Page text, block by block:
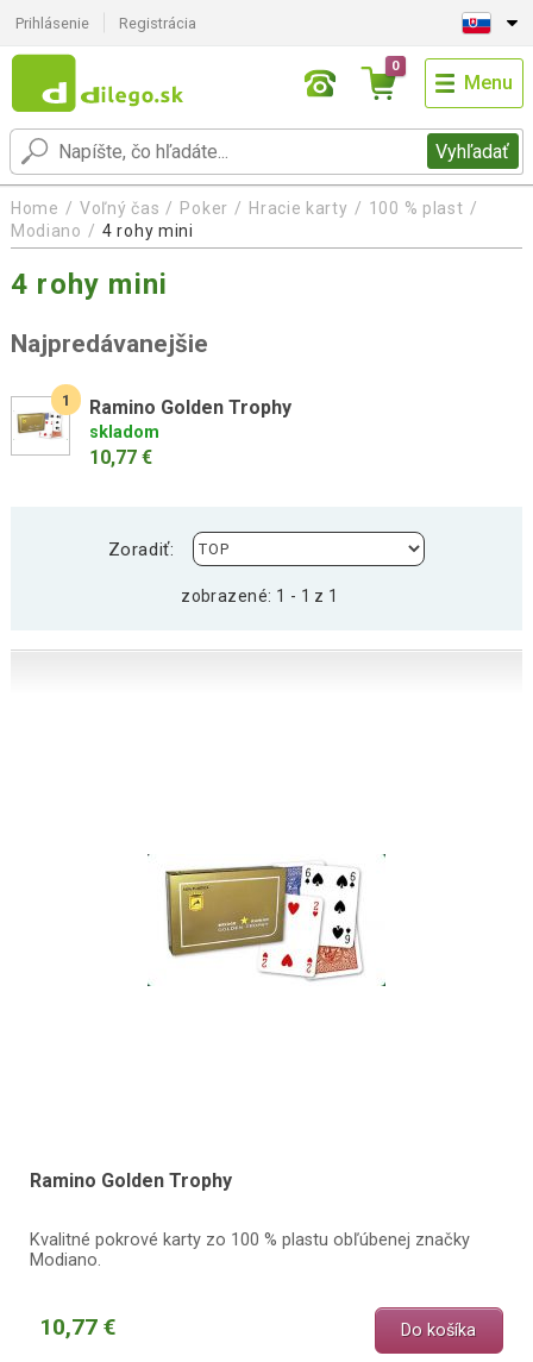
Prihlásenie Registrácia
Vyhľadať
0
Menu
Home Voľný čas Poker Hracie karty
100 % plast
Modiano
4 rohy mini
4 rohy mini
Najpredávanejšie
1 Ramino Golden Trophy
skladom
10,77 €
Zoradiť:
zobrazené: 1 - 1 z 1
Ramino Golden Trophy
Kvalitné pokrové karty zo 100 % plastu obľúbenej značky
Modiano.
10,77 € Do košíka